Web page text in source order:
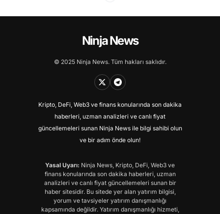
Ninja News
© 2025 Ninja News. Tüm hakları saklıdır.
Kripto, DeFi, Web3 ve finans konularında son dakika
haberleri, uzman analizleri ve canlı fiyat
güncellemeleri sunan Ninja News ile bilgi sahibi olun
ve bir adım önde olun!
Yasal Uyarı: Ninja News, Kripto, DeFi, Web3 ve
finans konularında son dakika haberleri, uzman
analizleri ve canlı fiyat güncellemeleri sunan bir
haber sitesidir. Bu sitede yer alan yatırım bilgisi,
yorum ve tavsiyeler yatırım danışmanlığı
kapsamında değildir. Yatırım danışmanlığı hizmeti,